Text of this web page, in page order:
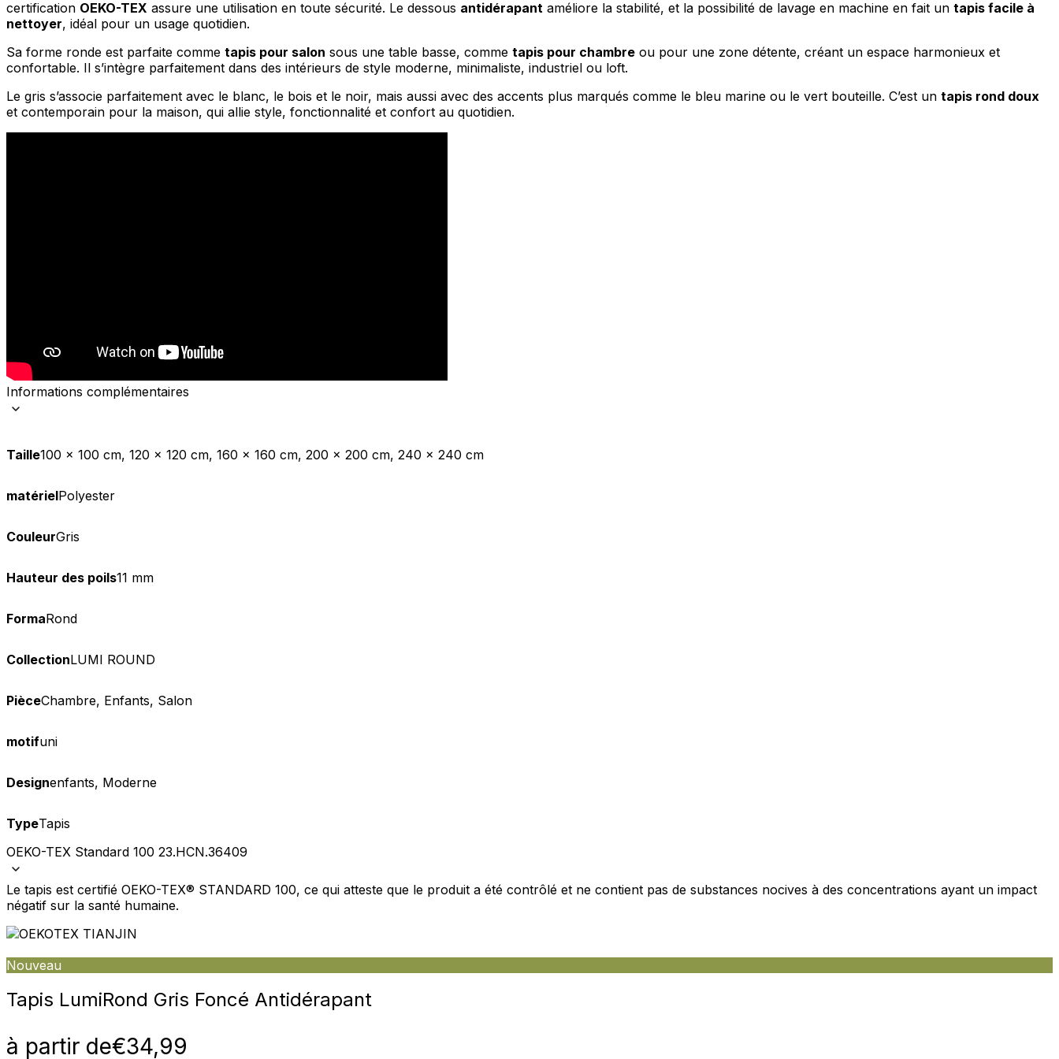
certification OEKO-TEX assure une utilisation en toute sécurité. Le dessous antidérapant améliore la stabilité, et la possibilité de lavage en machine en fait un tapis facile à
nettoyer, idéal pour un usage quotidien.
Sa forme ronde est parfaite comme tapis pour salon sous une table basse, comme tapis pour chambre ou pour une zone détente, créant un espace harmonieux et
confortable. Il s’intègre parfaitement dans des intérieurs de style moderne, minimaliste, industriel ou loft.
Le gris s’associe parfaitement avec le blanc, le bois et le noir, mais aussi avec des accents plus marqués comme le bleu marine ou le vert bouteille. C’est un tapis rond doux
et contemporain pour la maison, qui allie style, fonctionnalité et confort au quotidien.
Informations complémentaires
Taille100 x 100 cm, 120 x 120 cm, 160 x 160 cm, 200 x 200 cm, 240 x 240 cm
matérielPolyester
CouleurGris
Hauteur des poils11 mm
FormaRond
CollectionLUMI ROUND
PièceChambre, Enfants, Salon
motifuni
Designenfants, Moderne
TypeTapis
OEKO-TEX Standard 100 23.HCN.36409
Le tapis est certifié OEKO-TEX® STANDARD 100, ce qui atteste que le produit a été contrôlé et ne contient pas de substances nocives à des concentrations ayant un impact
négatif sur la santé humaine.
Nouveau
Tapis LumiRond Gris Foncé Antidérapant
à partir de€34,99
Statistiques
Les cookies statistiques aident les propriétaires de sites web à comprendre comment les visiteurs interagissent avec les sites en collectant et en
rapportant des informations de manière anonyme.
Marketing
Les cookies marketing sont utilisés pour suivre les utilisateurs sur les sites web. Le but est d'afficher des publicités qui sont pertinentes et